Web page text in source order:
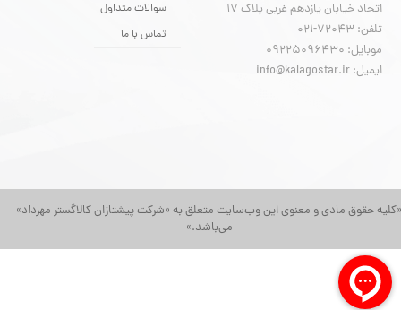
حقوق مادی و معنوی این وب‌سایت متعلق به «شرکت پیشتازان کالاگستر مهرداد»
می‌باشد.»
سوالات متداول
تماس با ما
اتحاد خیابان یازدهم غربی پلاک ۱۷
تلفن: 72043-021
موبایل: 09225096430
ایمیل: info@kalagostar.ir